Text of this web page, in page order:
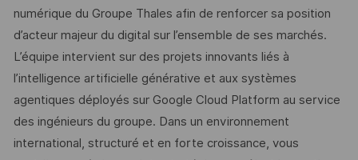
numérique du Groupe Thales afin de renforcer sa position
d’acteur majeur du digital sur l’ensemble de ses marchés.
L’équipe intervient sur des projets innovants liés à
l’intelligence artificielle générative et aux systèmes
agentiques déployés sur Google Cloud Platform au service
des ingénieurs du groupe. Dans un environnement
international, structuré et en forte croissance, vous